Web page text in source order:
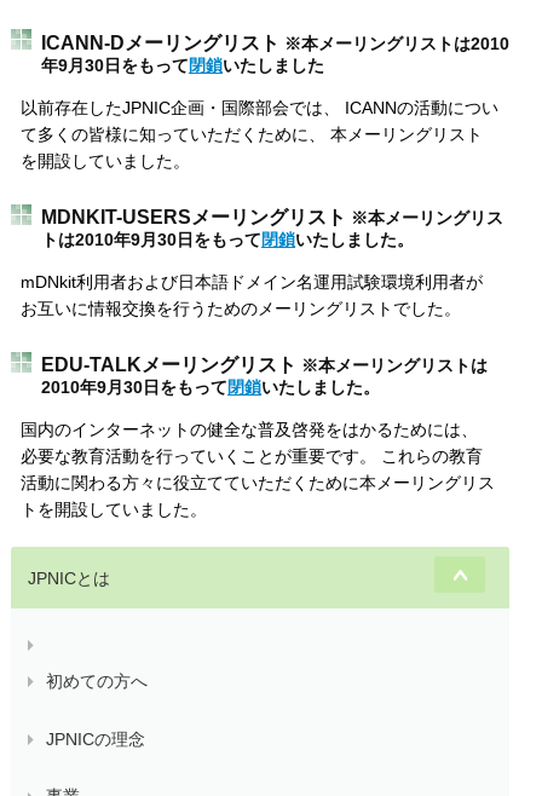
ICANN-Dメーリングリスト ※本メーリングリストは2010
年9月30日をもって閉鎖いたしました
以前存在したJPNIC企画・国際部会では、 ICANNの活動につい
て多くの皆様に知っていただくために、 本メーリングリスト
を開設していました。
MDNKIT-USERSメーリングリスト ※本メーリングリス
トは2010年9月30日をもって閉鎖いたしました。
mDNkit利用者および日本語ドメイン名運用試験環境利用者が
お互いに情報交換を行うためのメーリングリストでした。
EDU-TALKメーリングリスト ※本メーリングリストは
2010年9月30日をもって閉鎖いたしました。
国内のインターネットの健全な普及啓発をはかるためには、
必要な教育活動を行っていくことが重要です。 これらの教育
活動に関わる方々に役立てていただくために本メーリングリス
トを開設していました。
JPNICとは
初めての方へ
JPNICの理念